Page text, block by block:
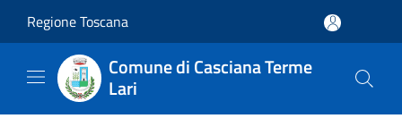
Regione Toscana
Comune di Casciana Terme
Lari